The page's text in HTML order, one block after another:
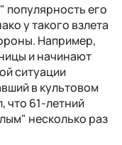
популярность его
у такого взлета
Например,
и начинают
ситуации
в культовом
что 61-летний
несколько раз